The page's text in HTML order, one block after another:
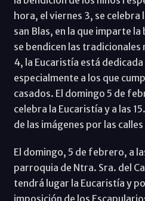
hora, el viernes 3, se celebra
san Blas, en la que imparte la
se bendicen las tradicionales
4, la Eucaristía está
especialmente a los que
casados. El domingo 5 de
celebra la Eucaristía y a las
de las imágenes por las
El domingo, 5 de febrero, a
parroquia de Ntra. Sra. del
tendrá lugar la Eucaristía y